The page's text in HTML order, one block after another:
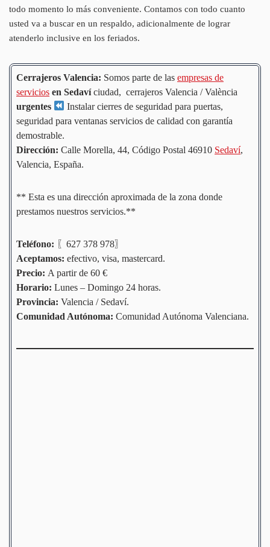
todo momento lo más conveniente. Contamos con todo cuanto
usted va a buscar en un respaldo, adicionalmente de lograr
atenderlo inclusive en los feriados.
Cerrajeros Valencia: Somos parte de las empresas de
servicios en Sedavíciudad, cerrajeros Valencia / València
urgentes
Instalar cierres de seguridad para puertas,
seguridad para ventanas servicios de calidad con garantía
demostrable.
Dirección: Calle Morella, 44, Código Postal 46910 Sedaví,
Valencia, España.
** Esta es una dirección aproximada de la zona donde
prestamos nuestros servicios.**
Teléfono: 〖627 378 978〗
Aceptamos: efectivo, visa, mastercard.
Precio: A partir de 60 €
Horario: Lunes – Domingo 24 horas.
Provincia: Valencia / Sedaví.
Comunidad Autónoma: Comunidad Autónoma Valenciana.